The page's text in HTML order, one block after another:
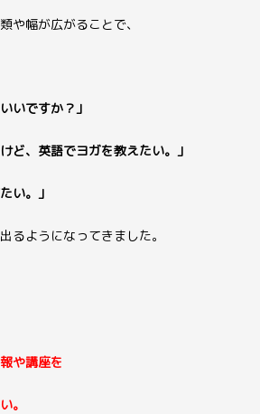
や幅が広がることで、
いですか？」
ど、英語でヨガを教えたい。」
い。」
るようになってきました。
や講座を
。